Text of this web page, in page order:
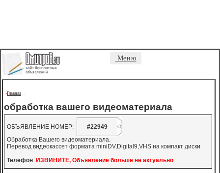
Меню
->Главная - -
обработка вашего видеоматериала
ОБЪЯВЛЕНИЕ НОМЕР:
#22949
Обработка Вашего видеоматериала.
Перевод видеокассет формата miniDV,Digital9,VHS на компакт диски
Телефон: ИЗВИНИТЕ, Объявление больше не актуально